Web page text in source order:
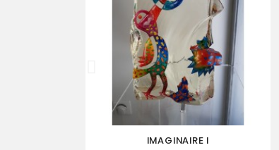
IMAGINAIRE I